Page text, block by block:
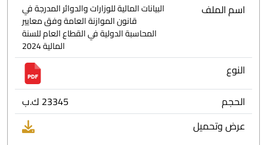
اسم الملف
البيانات المالية للوزارات والدوائر المدرجة في
قانون الموازنة العامة وفق معايير
المحاسبة الدولية في القطاع العام للسنة
المالية 2024
النوع
الحجم
23345 ك.ب
عرض وتحميل